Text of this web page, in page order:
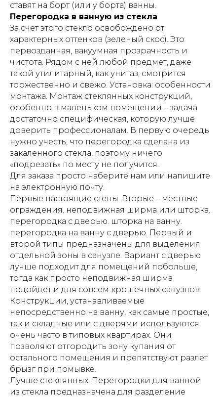
ставят на борт (или у борта) ванны.
Перегородка в ванную из стекла
За счет этого стекло освобождено от
характерных оттенков (зеленый скос). Это
первозданная, вакуумная прозрачность и
чистота. Рядом с ней любой предмет, даже
такой утилитарный, как унитаз, смотрится
торжественно и свежо. Установка: особенности
монтажа. Монтаж стеклянных конструкций,
особенно в маленьком помещении – задача
достаточно специфическая, которую лучше
доверить профессионалам. В первую очередь
нужно учесть, что перегородка сделана из
закаленного стекла, поэтому ничего
«подрезать» по месту не получится.
Для заказа просто наберите нам или напишите
на электронную почту.
Первые настоящие стены. Вторые – местные
ограждения. неподвижная ширма или шторка.
перегородка с дверью. шторка на ванну.
перегородка на ванну с дверью. Первый и
второй типы предназначены для выделения
отдельной зоны в санузле. Вариант с дверью
лучше подходит для помещений побольше,
тогда как просто неподвижная ширма
подойдет и для совсем крошечных санузлов.
Конструкции, устанавливаемые
непосредственно на ванну, как самые простые,
так и складные или с дверями используются
очень часто в типовых квартирах. Они
позволяют отгородить зону купания от
остального помещения и препятствуют разлет
брызг при помывке.
Лучше стеклянных. Перегородки для ванной
из стекла предназначена для разделение